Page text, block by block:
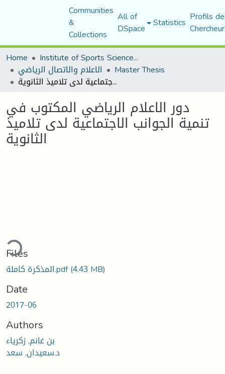
Communities
&
Collections
All of
DSpace Statistics Profils
Home
Institute of Sports Sciences and Techniques
الاعلام والاتصال الرياضي Master Thesis
دور الاعلام الرياضي المكتوب في تنمية الجوانب الاجتماعية لدى تلاميذ الثانوية
دور الاعلام الرياضي المكتوب في
تنمية الجوانب الاجتماعية لدى تلاميذ
الثانوية
Files
المذكرة كاملة.pdf(4.43 MB)
Date
2017-06
Authors
بن غانم, زكرياء
د.سعيدان, سعد